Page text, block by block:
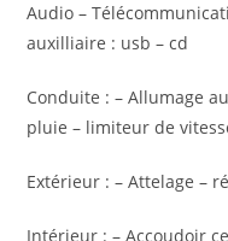
Audio –
auxilliaire : usb – cd
Conduite : – Allumage
pluie – limiteur de
Extérieur : – Attelage –
Intérieur : – Accoudoir